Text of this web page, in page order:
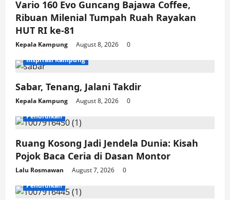
Vario 160 Evo Guncang Bajawa Coffee,
Ribuan Milenial Tumpah Ruah Rayakan
HUT RI ke-81
Kepala Kampung August 8, 2026
0
Inspirasi Kampung
Sabar, Tenang, Jalani Takdir
Kepala Kampung August 8, 2026
0
Pendidikan
Ruang Kosong Jadi Jendela Dunia: Kisah
Pojok Baca Ceria di Dasan Montor
Lalu Rosmawan August 7, 2026
0
Pendidikan